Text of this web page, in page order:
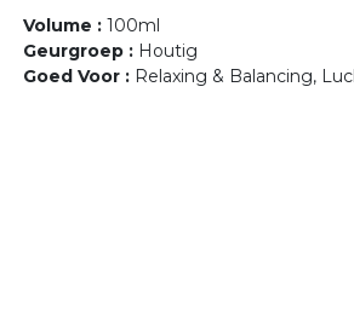
Volume : 100ml
Geurgroep : Houtig
Goed Voor : Relaxing & Balancing,